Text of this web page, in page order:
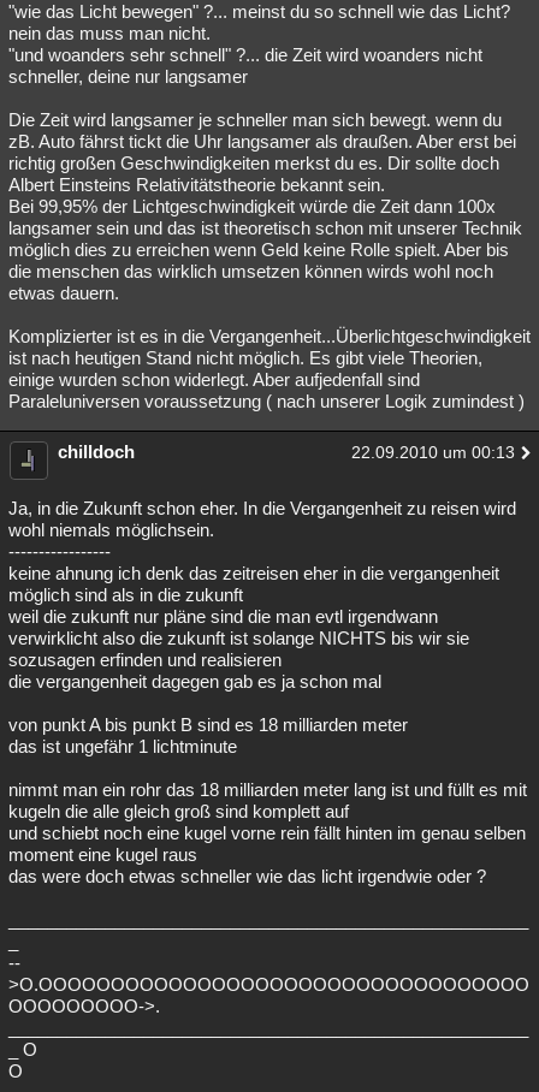
"wie das Licht bewegen" ?... meinst du so schnell wie das Licht?
nein das muss man nicht.
"und woanders sehr schnell" ?... die Zeit wird woanders nicht
schneller, deine nur langsamer
Die Zeit wird langsamer je schneller man sich bewegt. wenn du
zB. Auto fährst tickt die Uhr langsamer als draußen. Aber erst bei
richtig großen Geschwindigkeiten merkst du es. Dir sollte doch
Albert Einsteins Relativitätstheorie bekannt sein.
Bei 99,95% der Lichtgeschwindigkeit würde die Zeit dann 100x
langsamer sein und das ist theoretisch schon mit unserer Technik
möglich dies zu erreichen wenn Geld keine Rolle spielt. Aber bis
die menschen das wirklich umsetzen können wirds wohl noch
etwas dauern.
Komplizierter ist es in die Vergangenheit...Überlichtgeschwindigkeit
ist nach heutigen Stand nicht möglich. Es gibt viele Theorien,
einige wurden schon widerlegt. Aber aufjedenfall sind
Paraleluniversen voraussetzung ( nach unserer Logik zumindest )
chilldoch 22.09.2010 um 00:13
Ja, in die Zukunft schon eher. In die Vergangenheit zu reisen wird
wohl niemals möglichsein.
-----------------
keine ahnung ich denk das zeitreisen eher in die vergangenheit
möglich sind als in die zukunft
weil die zukunft nur pläne sind die man evtl irgendwann
verwirklicht also die zukunft ist solange NICHTS bis wir sie
sozusagen erfinden und realisieren
die vergangenheit dagegen gab es ja schon mal
von punkt A bis punkt B sind es 18 milliarden meter
das ist ungefähr 1 lichtminute
nimmt man ein rohr das 18 milliarden meter lang ist und füllt es mit
kugeln die alle gleich groß sind komplett auf
und schiebt noch eine kugel vorne rein fällt hinten im genau selben
moment eine kugel raus
das were doch etwas schneller wie das licht irgendwie oder ?
--
>O.OOOOOOOOOOOOOOOOOOOOOOOOOOOOOOOOOO
OOOOOOOOO->.
_ O
O